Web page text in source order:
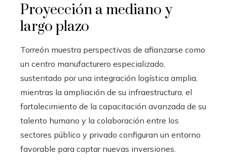
Proyección a mediano y
largo plazo
Torreón muestra perspectivas de afianzarse como
un centro manufacturero especializado,
sustentado por una integración logística amplia,
mientras la ampliación de su infraestructura, el
fortalecimiento de la capacitación avanzada de su
talento humano y la colaboración entre los
sectores público y privado configuran un entorno
favorable para captar nuevas inversiones.